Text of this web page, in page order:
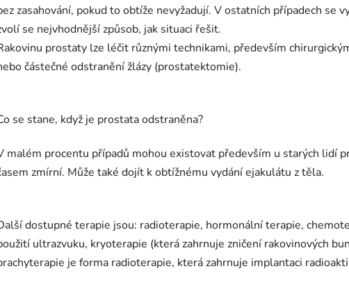
zasahování, pokud to obtíže nevyžadují. V ostatních případech se
se nejvhodnější způsob, jak situaci řešit.
prostaty lze léčit různými technikami, především
částečné odstranění žlázy (prostatektomie).
se stane, když je prostata odstraněna?
malém procentu případů mohou existovat především u starých lidí
zmírní. Může také dojít k obtížnému vydání ejakulátu z těla.
dostupné terapie jsou: radioterapie, hormonální terapie,
ultrazvuku, kryoterapie (která zahrnuje zničení rakovinových
je forma radioterapie, která zahrnuje implantaci